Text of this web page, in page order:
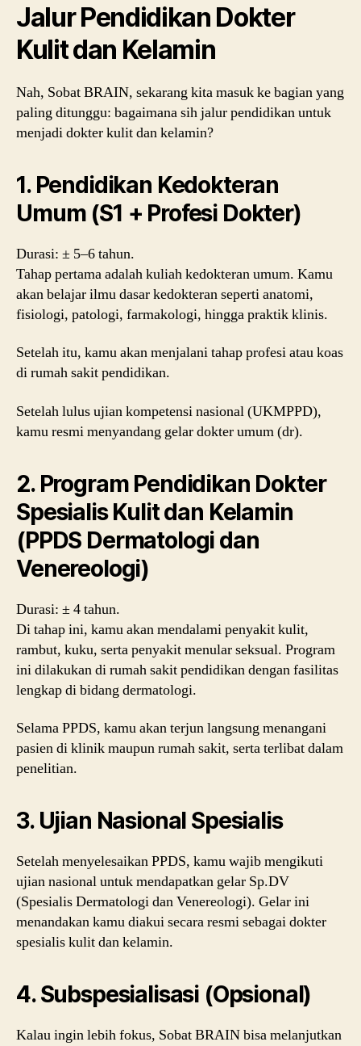
Jalur Pendidikan Dokter
Kulit dan Kelamin
Nah, Sobat BRAIN, sekarang kita masuk ke bagian yang
paling ditunggu: bagaimana sih jalur pendidikan untuk
menjadi dokter kulit dan kelamin?
1. Pendidikan Kedokteran
Umum (S1 + Profesi Dokter)
Durasi: ± 5–6 tahun.
Tahap pertama adalah kuliah kedokteran umum. Kamu
akan belajar ilmu dasar kedokteran seperti anatomi,
fisiologi, patologi, farmakologi, hingga praktik klinis.
Setelah itu, kamu akan menjalani tahap profesi atau koas
di rumah sakit pendidikan.
Setelah lulus ujian kompetensi nasional (UKMPPD),
kamu resmi menyandang gelar dokter umum (dr).
2. Program Pendidikan Dokter
Spesialis Kulit dan Kelamin
(PPDS Dermatologi dan
Venereologi)
Durasi: ± 4 tahun.
Di tahap ini, kamu akan mendalami penyakit kulit,
rambut, kuku, serta penyakit menular seksual. Program
ini dilakukan di rumah sakit pendidikan dengan fasilitas
lengkap di bidang dermatologi.
Selama PPDS, kamu akan terjun langsung menangani
pasien di klinik maupun rumah sakit, serta terlibat dalam
penelitian.
3. Ujian Nasional Spesialis
Setelah menyelesaikan PPDS, kamu wajib mengikuti
ujian nasional untuk mendapatkan gelar Sp.DV
(Spesialis Dermatologi dan Venereologi). Gelar ini
menandakan kamu diakui secara resmi sebagai dokter
spesialis kulit dan kelamin.
4. Subspesialisasi (Opsional)
Kalau ingin lebih fokus, Sobat BRAIN bisa melanjutkan